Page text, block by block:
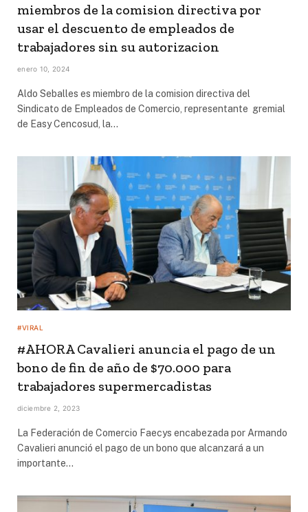
miembros de la comision directiva por
usar el descuento de empleados de
trabajadores sin su autorizacion
enero 10, 2024
Aldo Seballes es miembro de la comision directiva del
Sindicato de Empleados de Comercio, representante gremial
de Easy Cencosud, la…
#VIRAL
#AHORA Cavalieri anuncia el pago de un
bono de fin de año de $70.000 para
trabajadores supermercadistas
diciembre 2, 2023
La Federación de Comercio Faecys encabezada por Armando
Cavalieri anunció el pago de un bono que alcanzará a un
importante…